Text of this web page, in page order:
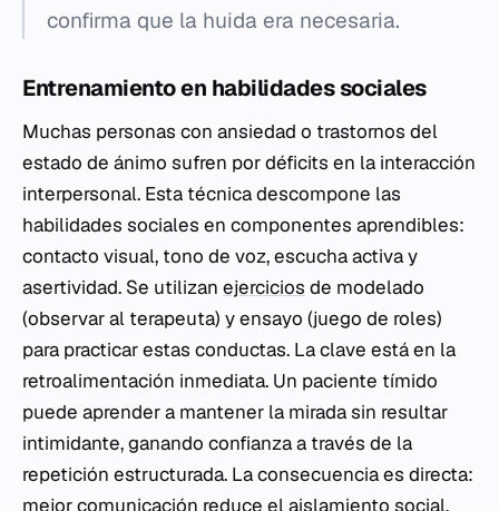
confirma que la huida era necesaria.
Entrenamiento en habilidades sociales
Muchas personas con ansiedad o trastornos del
estado de ánimo sufren por déficits en la interacción
interpersonal. Esta técnica descompone las
habilidades sociales en componentes aprendibles:
contacto visual, tono de voz, escucha activa y
asertividad. Se utilizan ejercicios de modelado
(observar al terapeuta) y ensayo (juego de roles)
para practicar estas conductas. La clave está en la
retroalimentación inmediata. Un paciente tímido
puede aprender a mantener la mirada sin resultar
intimidante, ganando confianza a través de la
repetición estructurada. La consecuencia es directa:
mejor comunicación reduce el aislamiento social.